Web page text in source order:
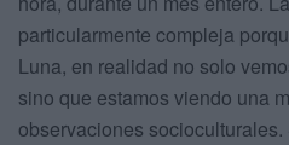
particularmente compleja
Luna, en realidad no solo
sino que estamos viendo una
observaciones